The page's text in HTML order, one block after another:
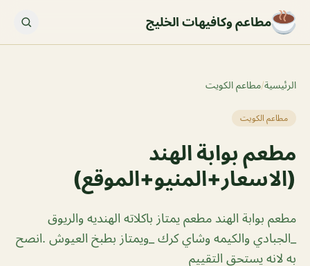
مطاعم وكافيهات الخليج
الرئيسية/مطاعم الكويت
مطاعم الكويت
مطعم بوابة الهند
(الاسعار+المنيو+الموقع)
مطعم بوابة الهند مطعم يمتاز باكلاته الهنديه والريوق
_الجبادي والكيمه وشاي كرك _ويمتاز بطبخ العيوش .انصح
به لانه يستحق التقييم